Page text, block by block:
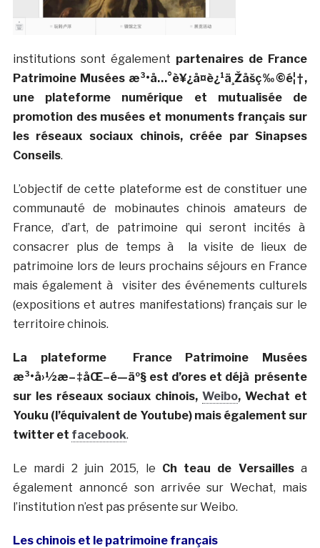
institutions sont également partenaires de France
Patrimoine Musées æ³•å…°è¥¿å¤è¿¹ä¸Žåšç‰©é¦†,
une plateforme numérique et mutualisée de
promotion des musées et monuments français sur
les réseaux sociaux chinois, créée par Sinapses
Conseils.
L’objectif de cette plateforme est de constituer une
communauté de mobinautes chinois amateurs de
France, d’art, de patrimoine qui seront incités à
consacrer plus de temps à la visite de lieux de
patrimoine lors de leurs prochains séjours en France
mais également à visiter des événements culturels
(expositions et autres manifestations) français sur le
territoire chinois.
La plateforme France Patrimoine Musées
æ³•å›½æ–‡åŒ–é—äº§ est d’ores et déjà présente
sur les réseaux sociaux chinois,Weibo, Wechat et
Youku (l’équivalent de Youtube) mais également sur
twitter et facebook.
Le mardi 2 juin 2015, le Ch teau de Versaillesa
également annoncé son arrivée sur Wechat, mais
l’institution n’est pas présente sur Weibo.
Les chinois et le patrimoine français